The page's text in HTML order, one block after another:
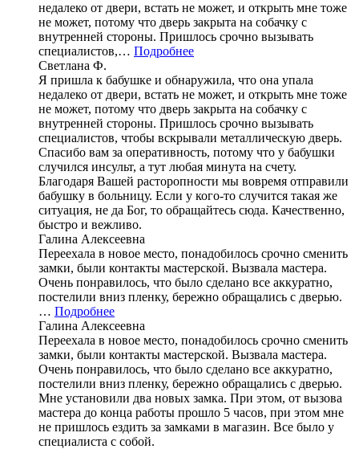
недалеко от двери, встать не может, и открыть мне тоже
не может, потому что дверь закрыта на собачку с
внутренней стороны. Пришлось срочно вызывать
специалистов,… Подробнее
Светлана Ф.
Я пришла к бабушке и обнаружила, что она упала
недалеко от двери, встать не может, и открыть мне тоже
не может, потому что дверь закрыта на собачку с
внутренней стороны. Пришлось срочно вызывать
специалистов, чтобы вскрывали металлическую дверь.
Спасибо вам за оперативность, потому что у бабушки
случился инсульт, а тут любая минута на счету.
Благодаря Вашей расторопности мы вовремя отправили
бабушку в больницу. Если у кого-то случится такая же
ситуация, не да Бог, то обращайтесь сюда. Качественно,
быстро и вежливо.
Галина Алексеевна
Переехала в новое место, понадобилось срочно сменить
замки, были контакты мастерской. Вызвала мастера.
Очень понравилось, что было сделано все аккуратно,
постелили вниз пленку, бережно обращались с дверью.
… Подробнее
Галина Алексеевна
Переехала в новое место, понадобилось срочно сменить
замки, были контакты мастерской. Вызвала мастера.
Очень понравилось, что было сделано все аккуратно,
постелили вниз пленку, бережно обращались с дверью.
Мне установили два новых замка. При этом, от вызова
мастера до конца работы прошло 5 часов, при этом мне
не пришлось ездить за замками в магазин. Все было у
специалиста с собой.